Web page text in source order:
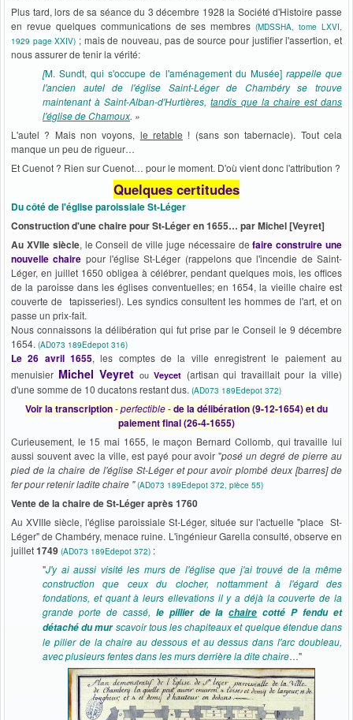
Plus tard, lors de sa séance du 3 décembre 1928 la Société d'Histoire passe
en revue quelques communications de ses membres(MDSSHA, tome LXVI,
1929 page XXIV) ; mais de nouveau, pas de source pour justifier l'assertion, et
nous assurer de tenir la vérité:
[M. Sundt, qui s'occupe de l'aménagement du Musée]rappelle que
l'ancien autel de l'église Saint-Léger de Chambéry se trouve
maintenant à Saint-Alban-d'Hurtières,tandis que la chaire est dans
l'église de Chamoux. »
L'autel ? Mais non voyons, le retable ! (sans son tabernacle). Tout cela
manque un peu de rigueur…
Et Cuenot ? Rien sur Cuenot… pour le moment. D'où vient donc l'attribution ?
Quelques certitudes
Du côté de l'église paroissiale St-Léger
Construction d'une chaire pour St-Léger en 1655… par Michel [Veyret]
Au XVIIe siècle, le Conseil de ville juge nécessaire de faire construire une
nouvelle chaire pour l'église St-Léger (rappelons que l'incendie de Saint-
Léger, en juillet 1650 obligea à célébrer, pendant quelques mois, les offices
de la paroisse dans les églises conventuelles; en 1654, la vieille chaire est
couverte de tapisseries!). Les syndics consultent les hommes de l'art, et on
passe un prix-fait.
Nous connaissons la délibération qui fut prise par le Conseil le 9 décembre
1654. (AD073 189Edepot 316)
Le 26 avril 1655, les comptes de la ville enregistrent le paiement au
menuisier Michel Veyret ouVeycet (artisan qui travaillait pour la ville)
d'une somme de 10 ducatons restant dus. (AD073 189Edepot 372)
Voir la transcription- perfectible -de la délibération (9-12-1654) et du
paiement final (26-4-1655)
Curieusement, le 15 mai 1655, le maçon Bernard Collomb, qui travaille lui
aussi souvent avec la ville, est payé pour avoir "posé un degré de pierre au
pied de la chaire de l'église St-Léger et pour avoir plombé deux [barres] de
fer pour retenir ladite chaire "(AD073 189Edepot 372, pièce 55)
Vente de la chaire de St-Léger après 1760
Au XVIIIe siècle, l'église paroissiale St-Léger, située sur l'actuelle "place St-
Léger" de Chambéry, menace ruine. L'ingénieur Garella consulté, observe en
juillet1749 (AD073 189Edepot 372) :
"J'y ai aussi visité les murs de l'église que j'ai trouvé de la même
construction que ceux du clocher, nottamment à l'égard des
fondations, et quant à leurs ellevations il y a déjà la couverte de la
grande porte de cassé, le pillier de lachaire cotté P fendu et
détaché du murscavoir tous les chapiteaux et quelque étendue dans
le pilier de la chaire au dessous et au dessus dans l'arc doubleau,
avec plusieurs fentes dans les murs derrière la dite chaire…"